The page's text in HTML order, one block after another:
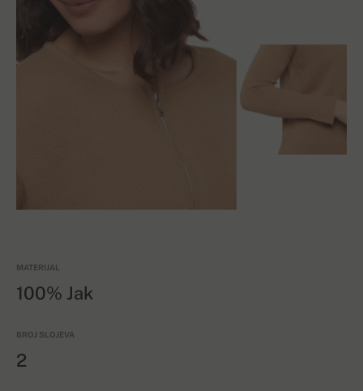
MATERIJAL
100% Jak
BROJ SLOJEVA
2